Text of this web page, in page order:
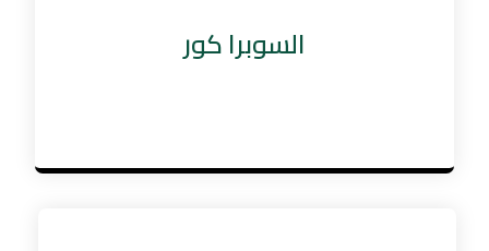
السوبرا كور